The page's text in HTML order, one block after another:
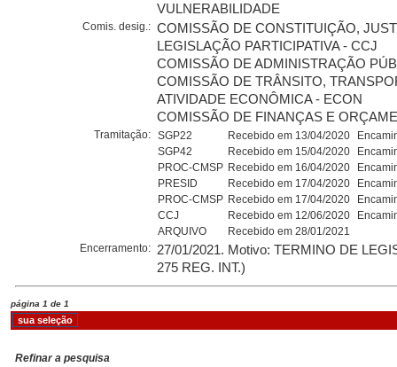
VULNERABILIDADE
Comis. desig.: COMISSÃO DE CONSTITUIÇÃO,
LEGISLAÇÃO PARTICIPATIVA - CCJ
COMISSÃO DE ADMINISTRAÇÃO
COMISSÃO DE TRÂNSITO,
ATIVIDADE ECONÔMICA - ECON
COMISSÃO DE FINANÇAS E
Tramitação: SGP22 Recebido em 13/04/2020
SGP42
Recebido em 15/04/2020
PROC-CMSP Recebido em 16/04/2020
PRESID
Recebido em 17/04/2020
PROC-CMSP Recebido em 17/04/2020
CCJ
Recebido em 12/06/2020
ARQUIVO
Recebido em 28/01/2021
Encerramento:
27/01/2021. Motivo: TERMINO DE
275 REG. INT.)
página 1 de 1
Refinar a pesquisa